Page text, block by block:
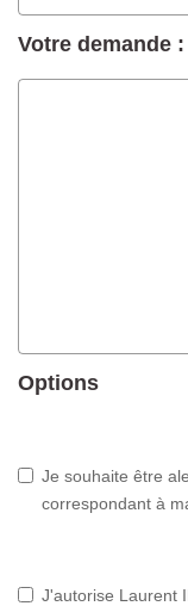
Votre demande :
Options
Je souhaite être
correspondant à
J'autorise Laurent